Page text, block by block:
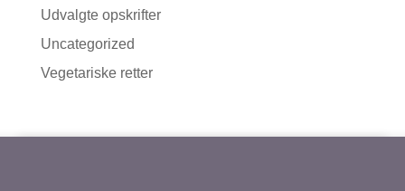
Udvalgte opskrifter
Uncategorized
Vegetariske retter